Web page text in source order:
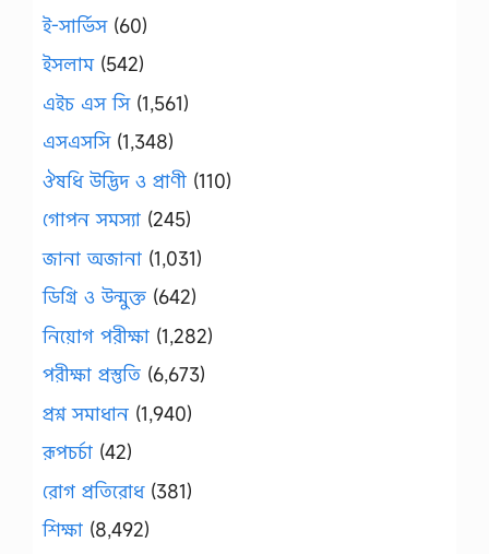
ই-সার্ভিস(60)
ইসলাম(542)
এইচ এস সি(1,561)
এসএসসি(1,348)
ঔষধি উদ্ভিদ ও প্রাণী (110)
গোপন সমস্যা (245)
জানা অজানা (1,031)
ডিগ্রি ও উন্মুক্ত (642)
নিয়োগ পরীক্ষা (1,282)
পরীক্ষা প্রস্তুতি (6,673)
প্রশ্ন সমাধান (1,940)
রূপচর্চা (42)
রোগ প্রতিরোধ(381)
শিক্ষা (8,492)